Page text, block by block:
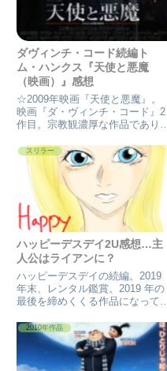
ダヴィンチ・コード続編ト
ム・ハンクス『天使と悪魔
（映画）』感想
☆2009年映画『天使と悪魔』。
映画『ダ・ヴィンチ・コード』2
作目。宗教観濃厚な作品でありこ
ドン教授の長い1日が始ま
る………。終わりが無いような長
い長い1日で数日しか経っていな
い物語。謎解き映画第2弾！
スリラー
ハッピーデスデイ2U感想…主
人公はライアンに？
ハッピーデスデイの続編。2019
年末、レンタル鑑賞。2019 年の
最後を締めくくる作品になってし
けて、旦那さんがレンタルしてき
てくれた。 早速、年始から仕事
で6連勤中のスケジュールの中を
縫って、鑑賞したぞ！ ...
2010年作品